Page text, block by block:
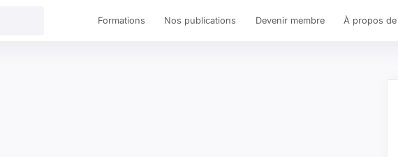
Formations Nos publications Devenir membre À propos de